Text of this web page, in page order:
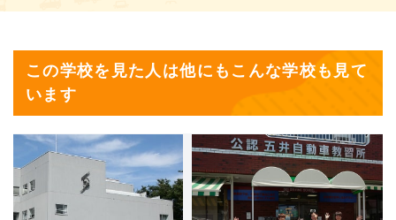
この学校を見た人は他にもこんな学校も見て
います